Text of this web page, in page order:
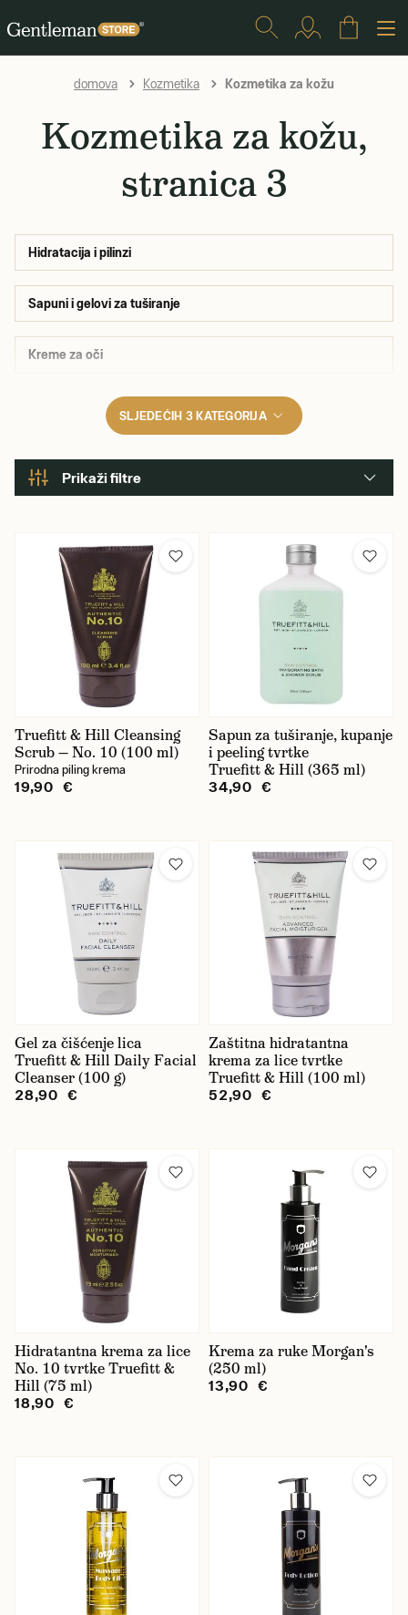
domova Kozmetika Kozmetika za kožu
Kozmetika za kožu,
stranica 3
Hidratacija i pilinzi
Sapuni i gelovi za tuširanje
Kreme za oči
SLJEDEĆIH 3 KATEGORIJA
Prikaži filtre
Mirisi
Citrusni
Cvjetni/biljni
Drveni
Orientalni
Začinski
Marka
Baxter of California
BETTER BE BOLD
Beviro
Bullfrog
Captain Fawcett
Copenhagen Grooming
D.R. Harris
Hanz de Fuko
Morgan's
Mühle
Pacinos
Recipe for Men
Reuzel
Taylor of Old Bond Street
Truefitt & Hill
Korištenje
hidratacija
Truefitt & Hill Cleansing
Scrub — No. 10 (100 ml)
Prirodna piling krema
19,90 €
Sapun za tuširanje, kupanje
i peeling tvrtke
Truefitt & Hill (365 ml)
34,90 €
Gel za čišćenje lica
Truefitt & Hill Daily Facial
Cleanser (100 g)
28,90 €
Zaštitna hidratantna
krema za lice tvrtke
Truefitt & Hill (100 ml)
52,90 €
Hidratantna krema za lice
No. 10 tvrtke Truefitt &
Hill (75 ml)
18,90 €
Krema za ruke Morgan's
(250 ml)
13,90 €